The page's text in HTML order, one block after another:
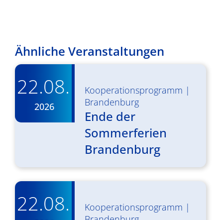
Ähnliche Veranstaltungen
22.08.
2026
Kooperationsprogramm |
Brandenburg
Ende der
Sommerferien
Brandenburg
22.08. Kooperationsprogramm |